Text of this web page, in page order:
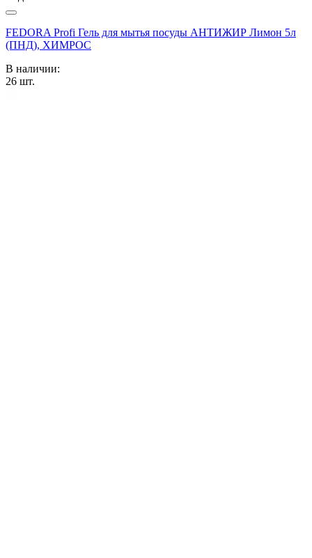
FEDORA Profi Гель для мытья посуды АНТИЖИР Лимон 5л
(ПНД), ХИМРОС
В наличии:
26 шт.